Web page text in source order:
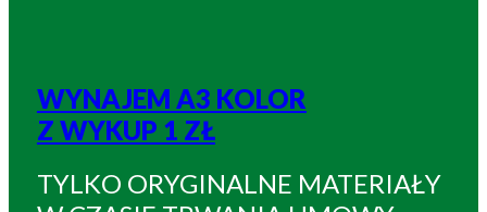
WYNAJEM A3 KOLOR
Z WYKUP 1 ZŁ
TYLKO ORYGINALNE MATERIAŁY